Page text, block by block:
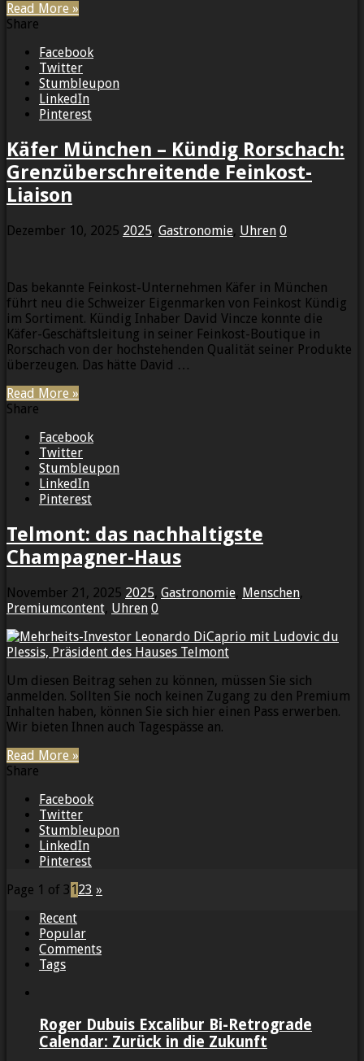
Read More »
Share
Facebook
Twitter
Stumbleupon
LinkedIn
Pinterest
Käfer München – Kündig Rorschach:
Grenzüberschreitende Feinkost-
Liaison
Dezember 10, 2025 2025, Gastronomie, Uhren 0
Das bekannte Feinkost-Unternehmen Käfer in München
führt neu die Schweizer Eigenmarken von Feinkost Kündig
im Sortiment. Kündig Inhaber David Vincze konnte die
Käfer-Geschäftsleitung in seiner Feinkost-Boutique in
Rorschach von der hochstehenden Qualität seiner Produkte
überzeugen. Das hätte David …
Read More »
Share
Facebook
Twitter
Stumbleupon
LinkedIn
Pinterest
Telmont: das nachhaltigste
Champagner-Haus
November 21, 2025 2025, Gastronomie, Menschen,
Premiumcontent, Uhren 0
Um diesen Beitrag sehen zu können, müssen Sie sich
anmelden. Sollten Sie noch keinen Zugang zu den Premium
Inhalten haben, können Sie sich hier einen Pass erwerben.
Wir bieten Ihnen auch Tagespässe an.
Read More »
Share
Facebook
Twitter
Stumbleupon
LinkedIn
Pinterest
Page 1 of 3 123 »
Recent
Popular
Comments
Tags
Roger Dubuis Excalibur Bi-Retrograde
Calendar: Zurück in die Zukunft